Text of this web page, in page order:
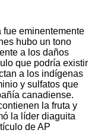
fue eminentemente
hubo un tono
a los daños
que podría existir
a los indígenas
y sulfatos que
canadiense.
la fruta y
la líder diaguita
de AP